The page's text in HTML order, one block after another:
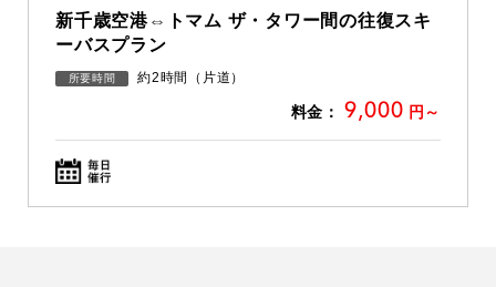
新千歳空港⇔トマム ザ・タワー間の往復スキ
ーバスプラン
所要時間 約2時間（片道）
料金： 9,000 円～